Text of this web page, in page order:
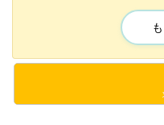
【寮】や【社宅】なども完
グループ店があるので勤務
あなたの希望の場所で働けま